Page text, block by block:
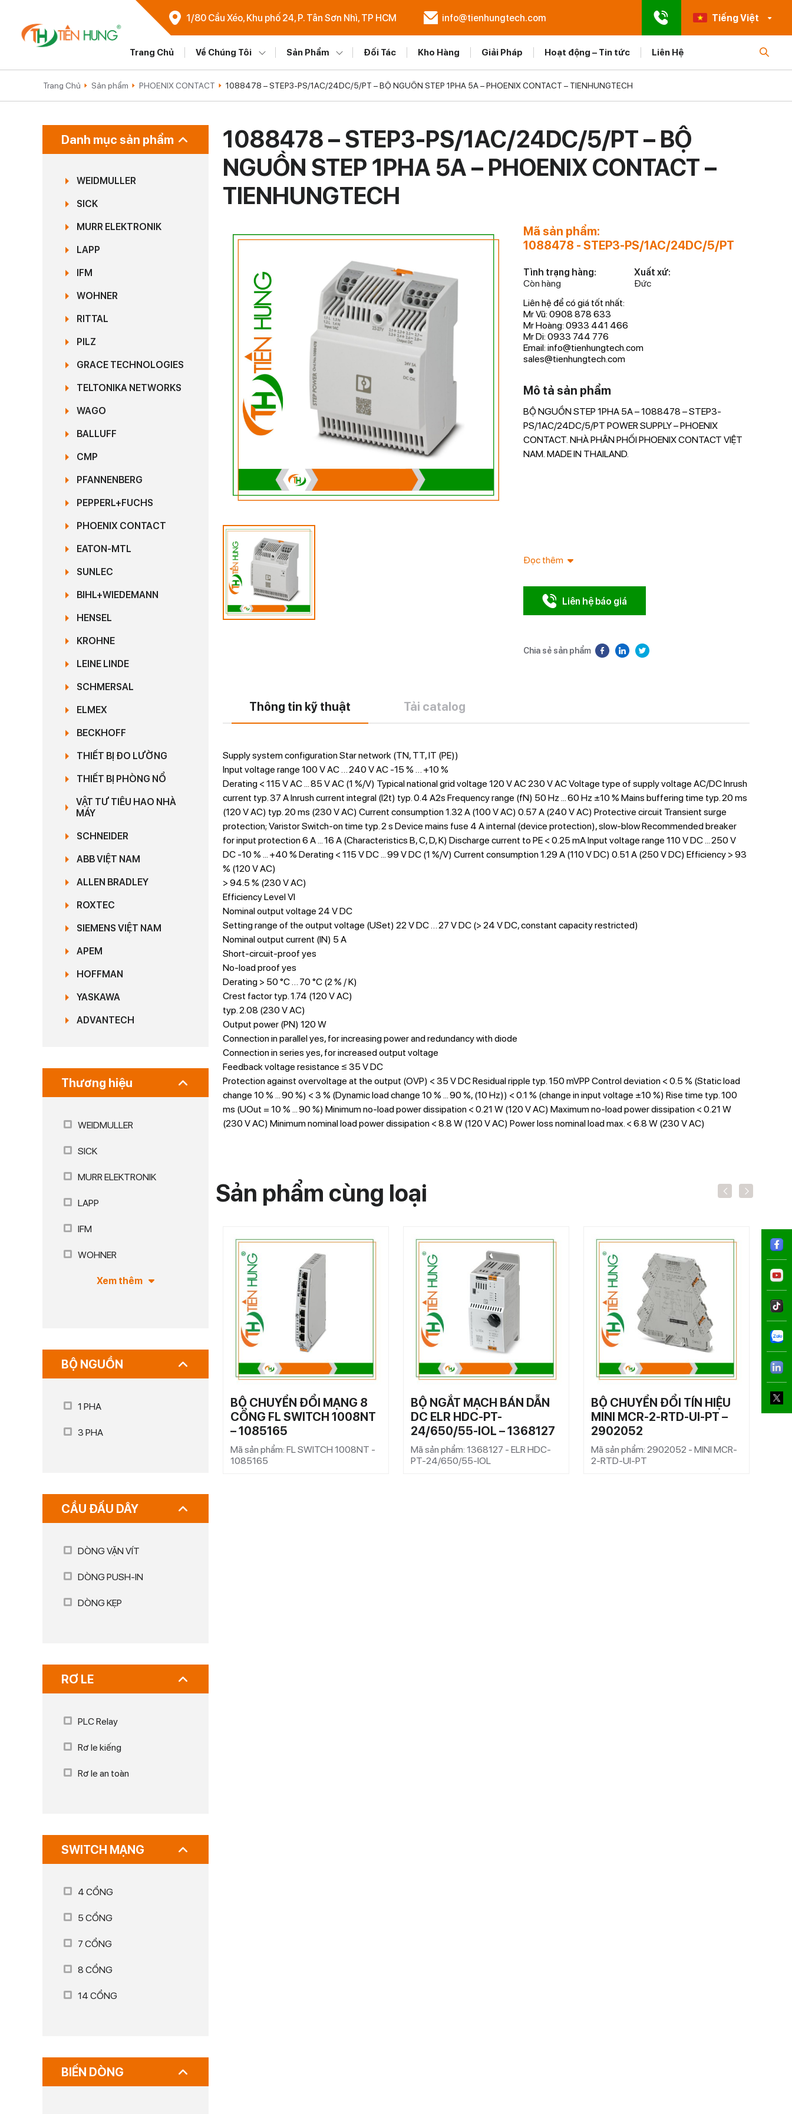
1/80 Cầu Xéo, Khu phố 24, P. Tân Sơn Nhì, TP HCM info@tienhungtech.com Tiếng Việt
Trang Chủ Về Chúng Tôi Sản Phẩm Đối Tác Kho Hàng Giải Pháp Hoạt động – Tin tức Liên Hệ
Trang Chủ Sản phẩm PHOENIX CONTACT 1088478 – STEP3-PS/1AC/24DC/5/PT – BỘ NGUỒN STEP ​​​​​​​1PHA 5A – PHOENIX CONTACT – TIENHUNGTECH
Danh mục sản phẩm
WEIDMULLER
SICK
MURR ELEKTRONIK
LAPP
IFM
WOHNER
RITTAL
PILZ
GRACE TECHNOLOGIES
TELTONIKA NETWORKS
WAGO
BALLUFF
CMP
PFANNENBERG
PEPPERL+FUCHS
PHOENIX CONTACT
EATON-MTL
SUNLEC
BIHL+WIEDEMANN
HENSEL
KROHNE
LEINE LINDE
SCHMERSAL
ELMEX
BECKHOFF
THIẾT BỊ ĐO LƯỜNG
THIẾT BỊ PHÒNG NỔ
VẬT TƯ TIÊU HAO NHÀ
MÁY
SCHNEIDER
ABB VIỆT NAM
ALLEN BRADLEY
ROXTEC
SIEMENS VIỆT NAM
APEM
HOFFMAN
YASKAWA
ADVANTECH
Thương hiệu
WEIDMULLER
SICK
MURR ELEKTRONIK
LAPP
IFM
WOHNER
Xem thêm
BỘ NGUỒN
1 PHA
3 PHA
CẦU ĐẤU DÂY
DÒNG VẶN VÍT
DÒNG PUSH-IN
DÒNG KẸP
RƠ LE
PLC Relay
Rơ le kiếng
Rơ le an toàn
SWITCH MẠNG
4 CỔNG
5 CỔNG
7 CỔNG
8 CỔNG
14 CỔNG
BIẾN DÒNG
1088478 – STEP3-PS/1AC/24DC/5/PT – BỘ
NGUỒN STEP ​​​​​​​1PHA 5A – PHOENIX CONTACT –
TIENHUNGTECH
Mã sản phẩm:
1088478 - STEP3-PS/1AC/24DC/5/PT
Tình trạng hàng:
Còn hàng
Xuất xứ:
Đức
Liên hệ để có giá tốt nhất:
Mr Vũ: 0908 878 633
Mr Hoàng: 0933 441 466
Mr Di: 0933 744 776
Email: info@tienhungtech.com
sales@tienhungtech.com
Mô tả sản phẩm
BỘ NGUỒN STEP 1PHA 5A – 1088478 – STEP3-
PS/1AC/24DC/5/PT POWER SUPPLY – PHOENIX
CONTACT. NHÀ PHÂN PHỐI PHOENIX CONTACT VIỆT
NAM. MADE IN THAILAND.
Đọc thêm
Liên hệ báo giá
Chia sẻ sản phẩm
Thông tin kỹ thuật Tải catalog
Supply system configuration Star network (TN, TT, IT (PE))
Input voltage range 100 V AC … 240 V AC -15 % … +10 %
Derating < 115 V AC ... 85 V AC (1 %/V) Typical national grid voltage 120 V AC 230 V AC Voltage type of supply voltage AC/DC Inrush
current typ. 37 A Inrush current integral (I2t) typ. 0.4 A2s Frequency range (fN) 50 Hz ... 60 Hz ±10 % Mains buffering time typ. 20 ms
(120 V AC) typ. 20 ms (230 V AC) Current consumption 1.32 A (100 V AC) 0.57 A (240 V AC) Protective circuit Transient surge
protection; Varistor Switch-on time typ. 2 s Device mains fuse 4 A internal (device protection), slow-blow Recommended breaker
for input protection 6 A ... 16 A (Characteristics B, C, D, K) Discharge current to PE < 0.25 mA Input voltage range 110 V DC ... 250 V
DC -10 % ... +40 % Derating < 115 V DC ... 99 V DC (1 %/V) Current consumption 1.29 A (110 V DC) 0.51 A (250 V DC) Efficiency > 93
% (120 V AC)
> 94.5 % (230 V AC)
Efficiency Level VI
Nominal output voltage 24 V DC
Setting range of the output voltage (USet) 22 V DC … 27 V DC (> 24 V DC, constant capacity restricted)
Nominal output current (IN) 5 A
Short-circuit-proof yes
No-load proof yes
Derating > 50 °C … 70 °C (2 % / K)
Crest factor typ. 1.74 (120 V AC)
typ. 2.08 (230 V AC)
Output power (PN) 120 W
Connection in parallel yes, for increasing power and redundancy with diode
Connection in series yes, for increased output voltage
Feedback voltage resistance ≤ 35 V DC
Protection against overvoltage at the output (OVP) < 35 V DC Residual ripple typ. 150 mVPP Control deviation < 0.5 % (Static load
change 10 % ... 90 %) < 3 % (Dynamic load change 10 % ... 90 %, (10 Hz)) < 0.1 % (change in input voltage ±10 %) Rise time typ. 100
ms (UOut = 10 % ... 90 %) Minimum no-load power dissipation < 0.21 W (120 V AC) Maximum no-load power dissipation < 0.21 W
(230 V AC) Minimum nominal load power dissipation < 8.8 W (120 V AC) Power loss nominal load max. < 6.8 W (230 V AC)
Sản phẩm cùng loại
BỘ CHUYỂN ĐỔI MẠNG 8
CỔNG FL SWITCH 1008NT
– 1085165
Mã sản phẩm: FL SWITCH 1008NT -
1085165
BỘ NGẮT MẠCH BÁN DẪN
DC ELR HDC-PT-
24/650/55-IOL – 1368127
Mã sản phẩm: 1368127 - ELR HDC-
PT-24/650/55-IOL
BỘ CHUYỂN ĐỔI TÍN HIỆU
MINI MCR-2-RTD-UI-PT –
2902052
Mã sản phẩm: 2902052 - MINI MCR-
2-RTD-UI-PT
–